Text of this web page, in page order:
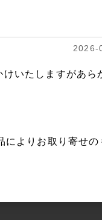
2026-
いたしますがあら
によりお取り寄せの